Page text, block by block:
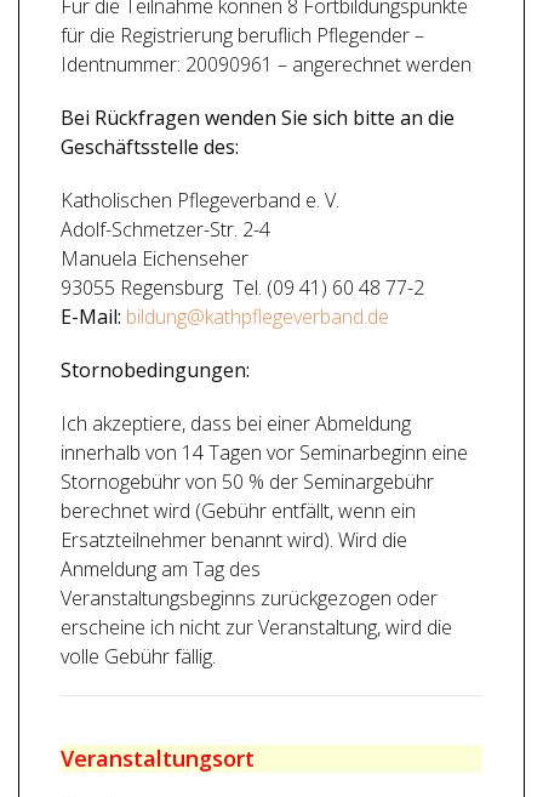
Für die Teilnahme können 8 Fortbildungspunkte
für die Registrierung beruflich Pflegender –
Identnummer: 20090961 – angerechnet werden
Bei Rückfragen wenden Sie sich bitte an die
Geschäftsstelle des:
Katholischen Pflegeverband e. V.
Adolf-Schmetzer-Str. 2-4
Manuela Eichenseher
93055 Regensburg Tel. (09 41) 60 48 77-2
E-Mail: bildung@kathpflegeverband.de
Stornobedingungen:
Ich akzeptiere, dass bei einer Abmeldung
innerhalb von 14 Tagen vor Seminarbeginn eine
Stornogebühr von 50 % der Seminargebühr
berechnet wird (Gebühr entfällt, wenn ein
Ersatzteilnehmer benannt wird). Wird die
Anmeldung am Tag des
Veranstaltungsbeginns zurückgezogen oder
erscheine ich nicht zur Veranstaltung, wird die
volle Gebühr fällig.
Veranstaltungsort